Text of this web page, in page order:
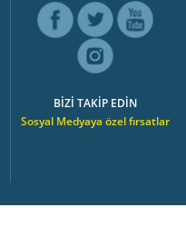
BİZİ TAKİP EDİN
Sosyal Medyaya özel fırsatlar